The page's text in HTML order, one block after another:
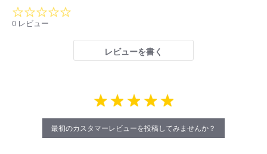
0 レビュー
レビューを書く
最初のカスタマーレビューを投稿してみませんか？